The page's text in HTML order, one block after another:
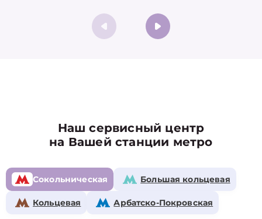
Наш сервисный центр
на Вашей станции метро
Сокольническая Большая кольцевая
Кольцевая Арбатско-Покровская